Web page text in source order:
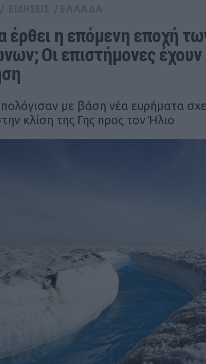
έρθει η επόμενη εποχή
Οι επιστήμονες έχουν
με βάση νέα ευρήματα
κλίση της Γης προς τον Ήλιο